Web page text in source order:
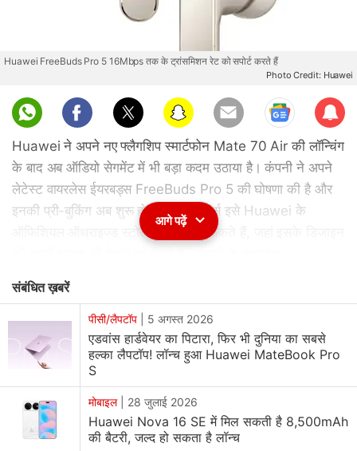
Huawei FreeBuds Pro 5 16Mbps तक के ट्रांसमिशन रेट को सपोर्ट करते हैं
Photo Credit: Huawei
Sub
scri
be
Huawei ने अपने नए फ्लैगशिप स्मार्टफोन Mate 70 Air की लॉन्चिंग
के बाद अब ऑडियो सेगमेंट में भी बड़ा कदम उठाया है। कंपनी ने अपने
लेटेस्ट वायरलेस ईयरबड्स FreeBuds Pro 5 की घोषणा की है और
इनकी प्री-बुकिंग अब शुरू हो चुकी है। यूजर्स इसे Huawei के
ऑफिशियल ऑथराइज्ड स्टोर से रिजर्व कर सकते हैं, जहां इसके डिजाइन
जाएंगे।
Huawei FreeBuds Pro 5 को कंपनी ने “फ्लैगशिप ऑडियो
एक्सपीरियंस” के रूप में पेश किया (viaHuawei Central) है।
इसकी सबसे बड़ी खासियत यह है कि यह दुनिया का पहला NearLink
Audio टेक्नोलॉजी सपोर्ट करने वाला ईयरबड है। Huawei के
मुताबिक, इस टेक्नोलॉजी का मकसद ऑडियो ट्रांसमिशन को और तेज,
स्टेबल और लॉसलेस बनाना है। कंपनी का कहना है कि यह ईयरबड्स
आगे पढ़ें
संबंधित ख़बरें
पीसी/लैपटॉप 5 अगस्त 2026
एडवांस हार्डवेयर का पिटारा, फिर भी दुनिया का सबसे
हल्का लैपटॉप! लॉन्च हुआ Huawei MateBook Pro
S
मोबाइल| 28 जुलाई 2026
Huawei Nova 16 SE में मिल सकती है 8,500mAh
की बैटरी, जल्द हो सकता है लॉन्च